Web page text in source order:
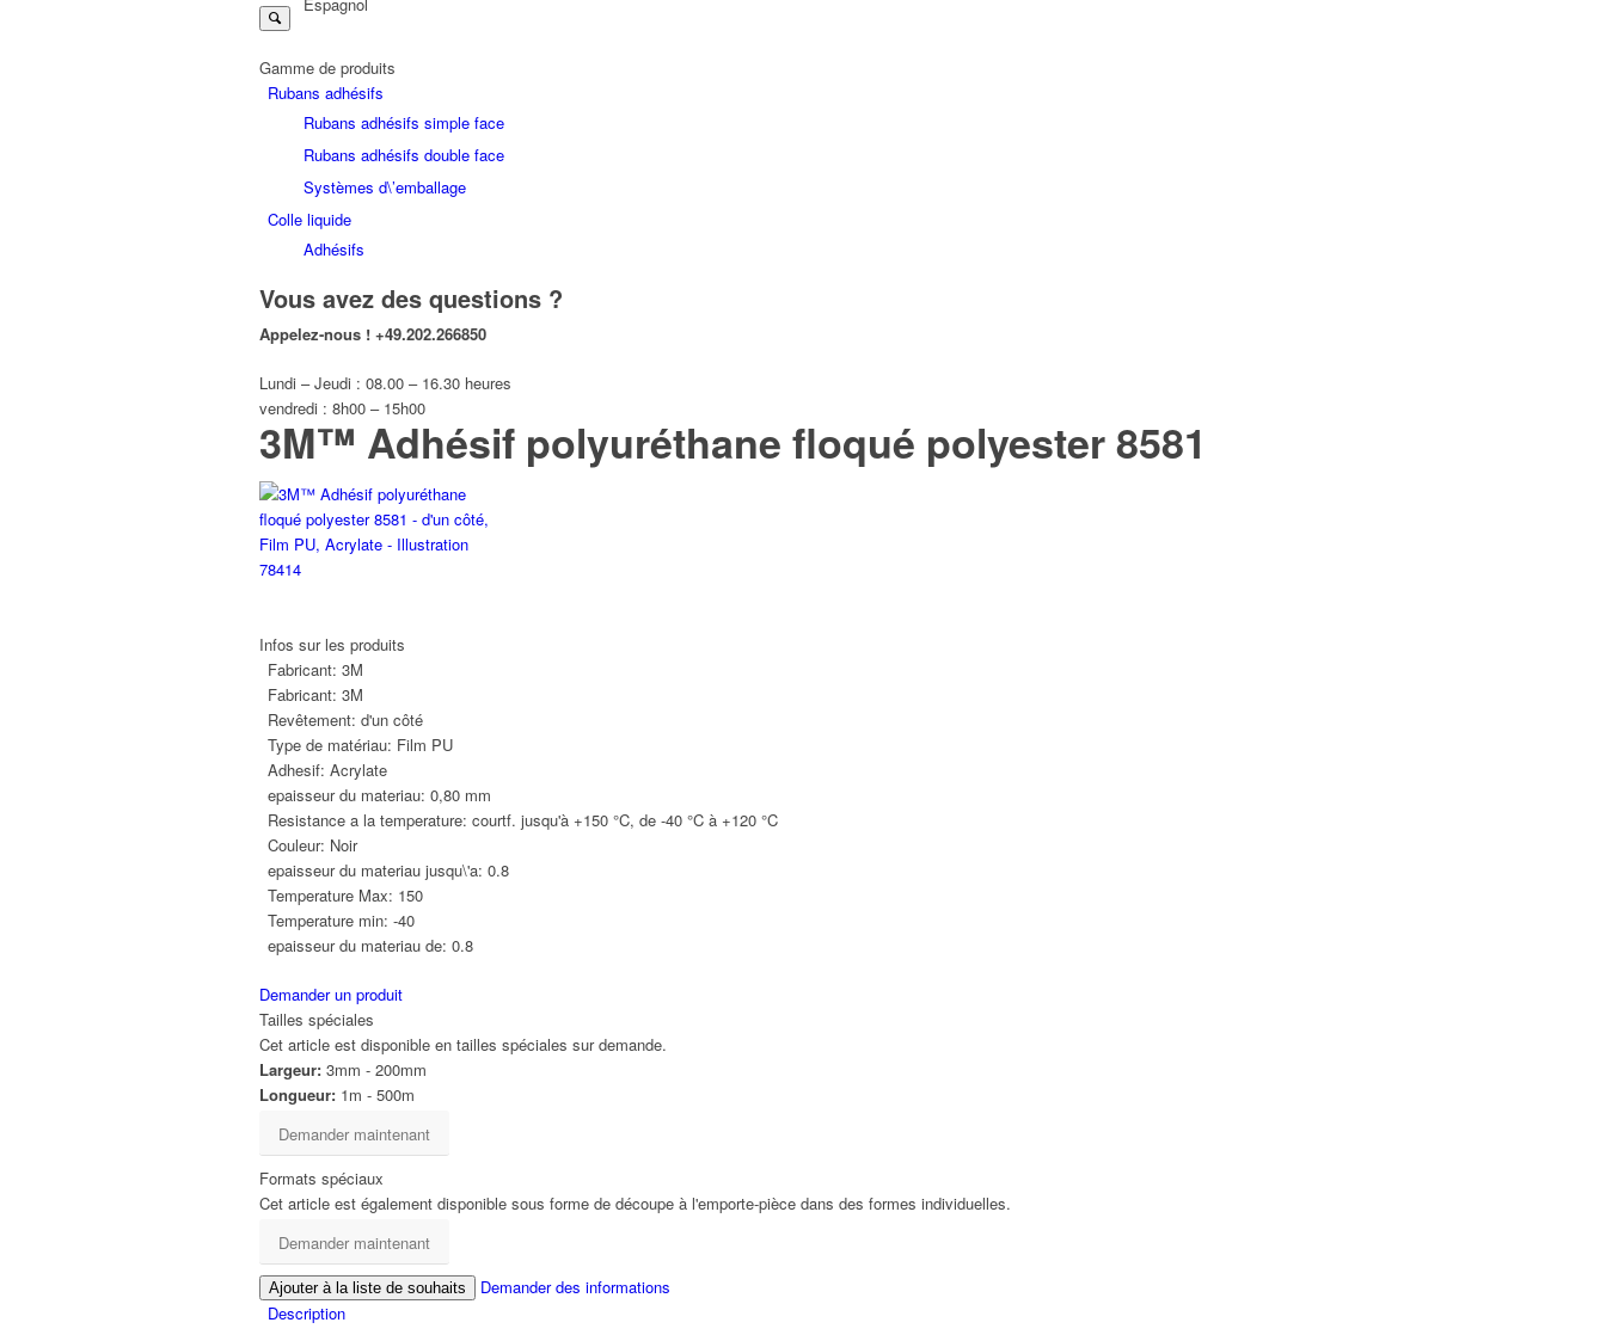
Gamme de produits
Rubans adhésifs
Rubans adhésifs simple face
Rubans adhésifs double face
Systèmes d\’emballage
Colle liquide
Adhésifs
Vous avez des questions ?
Appelez-nous ! +49.202.266850
Lundi – Jeudi : 08.00 – 16.30 heures
vendredi : 8h00 – 15h00
3M™ Adhésif polyuréthane floqué polyester 8581
Infos sur les produits
Fabricant: 3M
Fabricant: 3M
Revêtement: d'un côté
Type de matériau: Film PU
Adhesif: Acrylate
epaisseur du materiau: 0,80 mm
Resistance a la temperature: courtf. jusqu'à +150 °C, de -40 °C à +120 °C
Couleur: Noir
epaisseur du materiau jusqu\'a: 0.8
Temperature Max: 150
Temperature min: -40
epaisseur du materiau de: 0.8
Demander un produit
Tailles spéciales
Cet article est disponible en tailles spéciales sur demande.
Largeur: 3mm - 200mm
Longueur: 1m - 500m
Demander maintenant
Formats spéciaux
Cet article est également disponible sous forme de découpe à l'emporte-pièce dans des formes individuelles.
Demander maintenant
Ajouter à la liste de souhaits
Demander des informations
Description